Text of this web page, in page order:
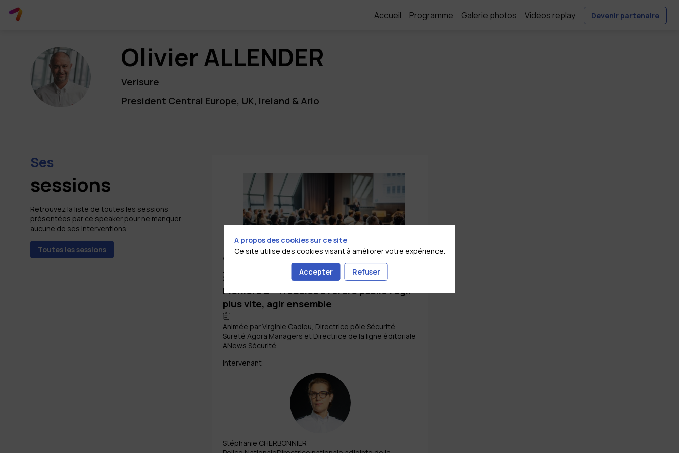
Accueil Programme Galerie photos Vidéos replay Devenir partenaire
OA
OlivierALLENDER
Verisure
President Central Europe, UK, Ireland & Arlo
Ses
sessions
Retrouvez la liste de toutes les sessions
présentées par ce speaker pour ne manquer
aucune de ses interventions.
Toutes les sessions
Plénière 2 - Troubles à l’ordre public : agir
plus vite, agir ensemble
Animée par Virginie Cadieu, Directrice pôle Sécurité
Sureté Agora Managers et Directrice de la ligne éditoriale
ANews Sécurité
Intervenant:
SC
Stéphanie CHERBONNIER
A propos des cookies sur ce site
Ce site utilise des cookies visant à améliorer votre expérience.
Accepter Refuser